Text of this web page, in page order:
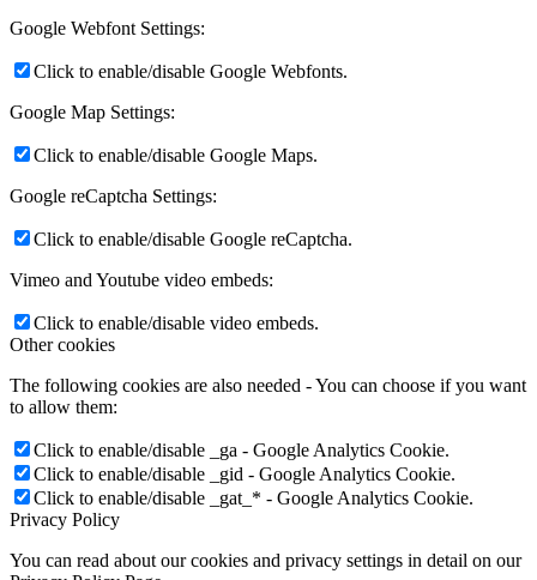
Google Webfont Settings:
Click to enable/disable Google Webfonts.
Google Map Settings:
Click to enable/disable Google Maps.
Google reCaptcha Settings:
Click to enable/disable Google reCaptcha.
Vimeo and Youtube video embeds:
Click to enable/disable video embeds.
Other cookies
The following cookies are also needed - You can choose if you want
to allow them:
Click to enable/disable _ga - Google Analytics Cookie.
Click to enable/disable _gid - Google Analytics Cookie.
Click to enable/disable _gat_* - Google Analytics Cookie.
Privacy Policy
You can read about our cookies and privacy settings in detail on our